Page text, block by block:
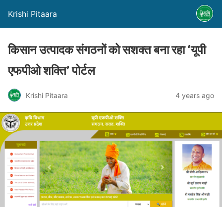
Krishi Pitaara
किसान उत्पादक संगठनों को सशक्त बना रहा ‘यूपी
एफपीओ शक्ति’ पोर्टल
Krishi Pitaara 4 years ago